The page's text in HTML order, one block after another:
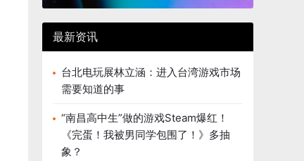
最新资讯
台北电玩展林立涵：进入台湾游戏市场
需要知道的事
“南昌高中生”做的游戏Steam爆红！
《完蛋！我被男同学包围了！》多抽
象？